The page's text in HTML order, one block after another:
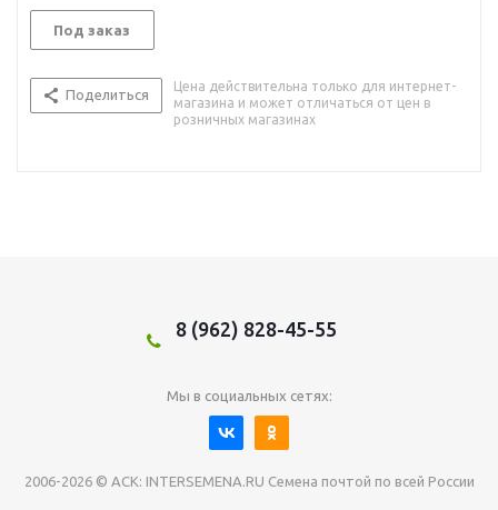
Под заказ
Поделиться
Цена действительна только для интернет-
магазина и может отличаться от цен в
розничных магазинах
8 (962) 828-45-55
Мы в социальных сетях:
2006-2026 © АСК: INTERSEMENA.RU Семена почтой по всей России